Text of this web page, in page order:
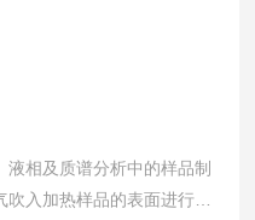
相及质谱分析中的样品制
入加热样品的表面进行样